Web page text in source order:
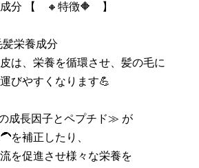
成分 【 🔸特徴🔶 】
栄養成分
は、栄養を循環させ、髪の毛に
びやすくなります💪
成長因子とペプチド≫ が
を補正したり、
を促進させ様々な栄養を